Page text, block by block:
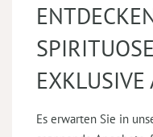
EXKLUSIVE
Es erwarten Sie in